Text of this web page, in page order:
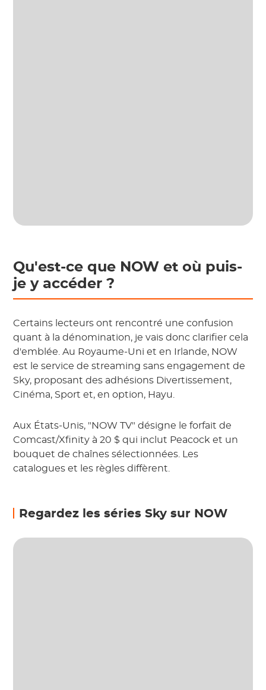
Qu'est-ce que NOW et où puis-
je y accéder ?
Certains lecteurs ont rencontré une confusion
quant à la dénomination, je vais donc clarifier cela
d'emblée. Au Royaume-Uni et en Irlande, NOW
est le service de streaming sans engagement de
Sky, proposant des adhésions Divertissement,
Cinéma, Sport et, en option, Hayu.
Aux États-Unis, "NOW TV" désigne le forfait de
Comcast/Xfinity à 20 $ qui inclut Peacock et un
bouquet de chaînes sélectionnées. Les
catalogues et les règles diffèrent.
Regardez les séries Sky sur NOW